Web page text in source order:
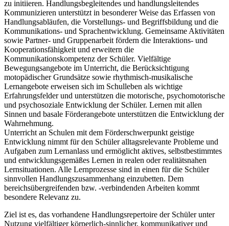
zu initiieren. Handlungsbegleitendes und handlungsleitendes
Kommunizieren unterstützt in besonderer Weise das Erfassen von
Handlungsabläufen, die Vorstellungs- und Begriffsbildung und die
Kommunikations- und Sprachentwicklung. Gemeinsame Aktivitäten
sowie Partner- und Gruppenarbeit fördern die Interaktions- und
Kooperationsfähigkeit und erweitern die
Kommunikationskompetenz der Schüler. Vielfältige
Bewegungsangebote im Unterricht, die Berücksichtigung
motopädischer Grundsätze sowie rhythmisch-musikalische
Lernangebote erweisen sich im Schulleben als wichtige
Erfahrungsfelder und unterstützen die motorische, psychomotorische
und psychosoziale Entwicklung der Schüler. Lernen mit allen
Sinnen und basale Förderangebote unterstützen die Entwicklung der
Wahrnehmung.
Unterricht an Schulen mit dem Förderschwerpunkt geistige
Entwicklung nimmt für den Schüler alltagsrelevante Probleme und
Aufgaben zum Lernanlass und ermöglicht aktives, selbstbestimmtes
und entwicklungsgemäßes Lernen in realen oder realitätsnahen
Lernsituationen. Alle Lernprozesse sind in einen für die Schüler
sinnvollen Handlungszusammenhang einzubetten. Dem
bereichsübergreifenden bzw. -verbindenden Arbeiten kommt
besondere Relevanz zu.
Ziel ist es, das vorhandene Handlungsrepertoire der Schüler unter
Nutzung vielfältiger körperlich-sinnlicher, kommunikativer und